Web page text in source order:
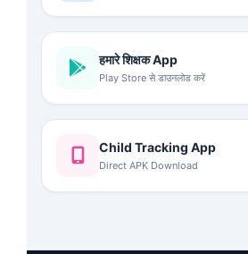
हमारे शिक्षक App
Play Store से डाउनलोड करें
Child Tracking App
Direct APK Download